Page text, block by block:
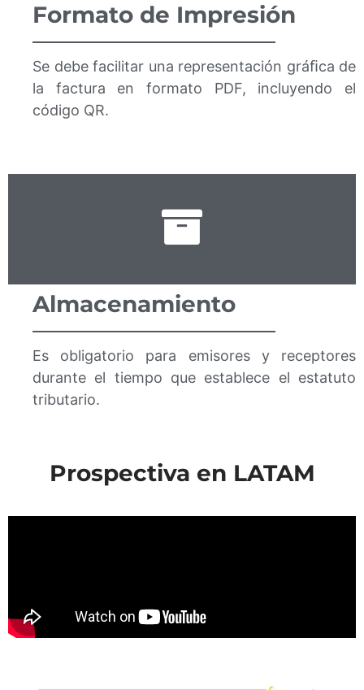
Formato de Impresión
Se debe facilitar una representación gráﬁca de
la factura en formato PDF, incluyendo el
código QR.
Almacenamiento
Es obligatorio para emisores y receptores
durante el tiempo que establece el estatuto
tributario.
Prospectiva en LATAM